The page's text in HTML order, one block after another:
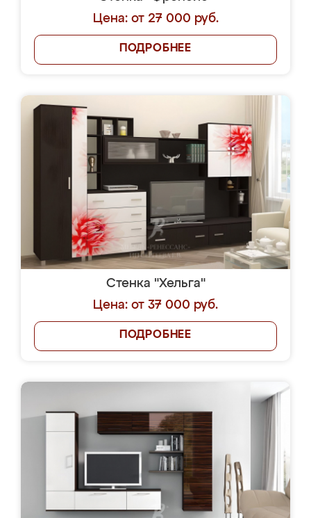
Цена: от 27 000 руб.
ПОДРОБНЕЕ
Стенка "Хельга"
Цена: от 37 000 руб.
ПОДРОБНЕЕ